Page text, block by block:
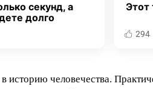
секунд, а
долго
Этот
294
историю человечества.